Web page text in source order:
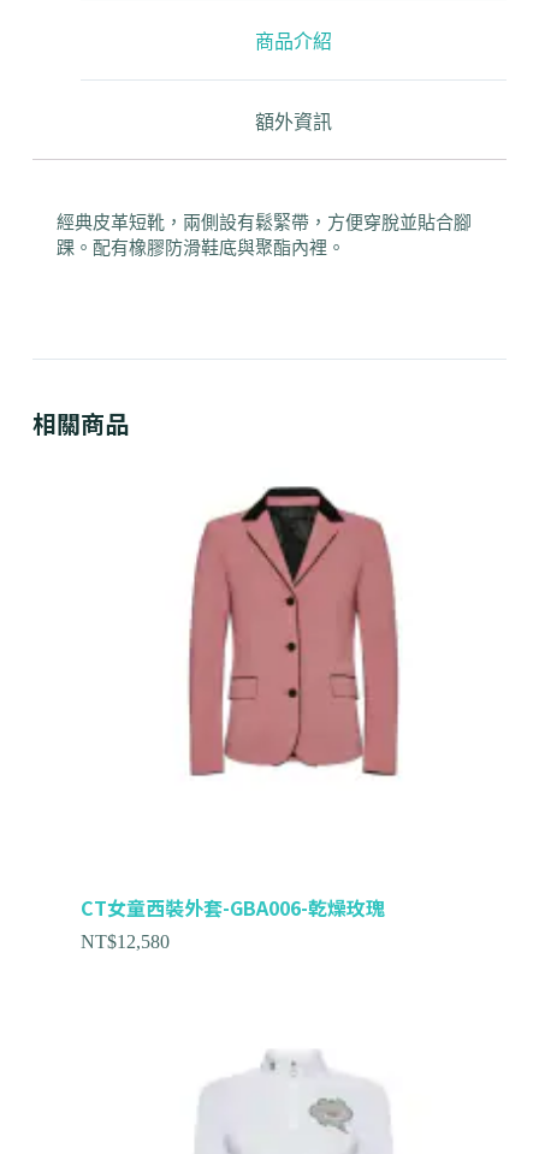
商品介紹
額外資訊
經典皮革短靴，兩側設有鬆緊帶，方便穿脫並貼合腳
踝。配有橡膠防滑鞋底與聚酯內裡。
相關商品
CT女童西裝外套-GBA006-乾燥玫瑰
NT$12,580